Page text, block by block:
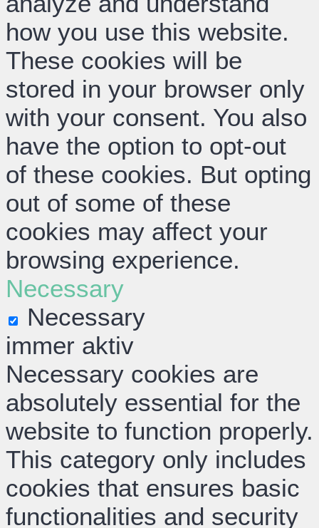
how you use this website.
These cookies will be
stored in your browser only
with your consent. You also
have the option to opt-out
of these cookies. But opting
out of some of these
cookies may affect your
browsing experience.
Necessary
Necessary
immer aktiv
Necessary cookies are
absolutely essential for the
website to function properly.
This category only includes
cookies that ensures basic
functionalities and security